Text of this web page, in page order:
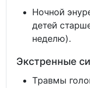
Ночной
детей
неделю).
Экстренные
Травмы